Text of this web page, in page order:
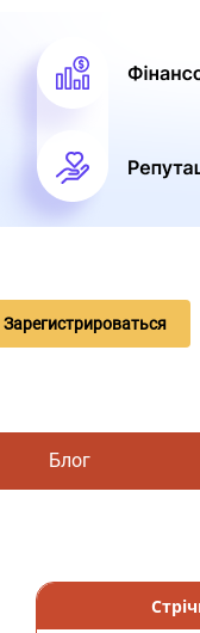
Зарегистрироваться
Блог